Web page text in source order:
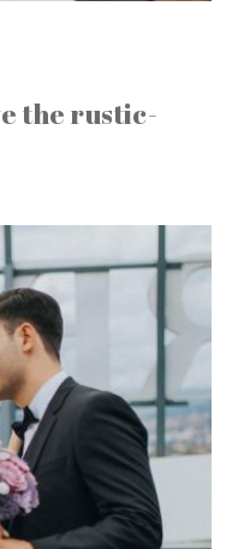
the rustic-